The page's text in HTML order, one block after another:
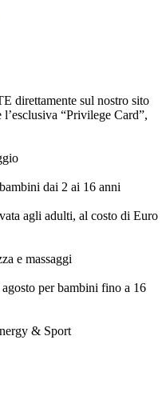
direttamente sul nostro sito
“Privilege Card”,
dai 2 ai 16 anni
agli adulti, al costo di Euro
e massaggi
per bambini fino a 16
& Sport